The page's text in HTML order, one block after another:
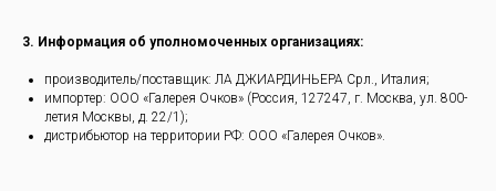
3. Информация об уполномоченных организациях:
производитель/поставщик: ЛА ДЖИАРДИНЬЕРА Срл., Италия;
импортер: ООО «Галерея Очков» (Россия, 127247, г. Москва, ул. 800-
летия Москвы, д. 22/1);
дистрибьютор на территории РФ: ООО «Галерея Очков».